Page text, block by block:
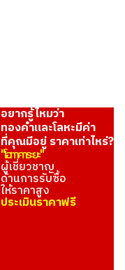
อยากรู้ไหมว่า
ทองคำและโลหะมีค่า
ที่คุณมีอยู่ ราคาเท่าไหร่?
"โอทาคาระยะ"
ผู้เชี่ยวชาญ
ด้านการรับซื้อ
ให้ราคาสูง
ประเมินราคาฟรี